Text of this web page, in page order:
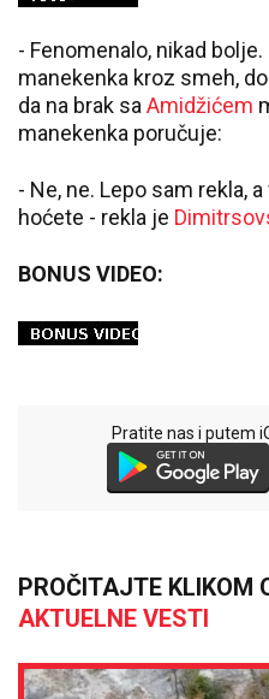
- Fenomenalo, nikad
manekenka kroz smeh,
da na brak saAmidžićem
manekenka poručuje:
- Ne, ne. Lepo sam rekla,
hoćete - rekla je
BONUS VIDEO:
Pratite nas i putem
PROČITAJTE KLIKOM
AKTUELNE VESTI